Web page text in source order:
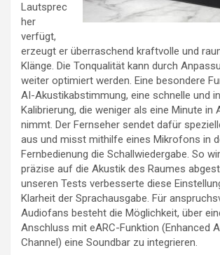
Lautsprec
her
verfügt,
erzeugt er überraschend kraftvolle und
Klänge. Die Tonqualität kann durch
weiter optimiert werden. Eine besondere
AI-Akustikabstimmung, eine schnelle und
Kalibrierung, die weniger als eine Minute in
nimmt. Der Fernseher sendet dafür
aus und misst mithilfe eines Mikrofons in
Fernbedienung die Schallwiedergabe. So
präzise auf die Akustik des Raumes
unseren Tests verbesserte diese
Klarheit der Sprachausgabe. Für
Audiofans besteht die Möglichkeit, über
Anschluss mit eARC-Funktion (Enhanced
Channel) eine Soundbar zu integrieren.